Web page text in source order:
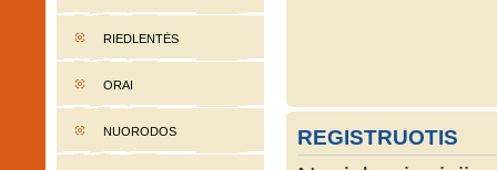
RIEDLENTĖS
ORAI
NUORODOS REGISTRUOTIS